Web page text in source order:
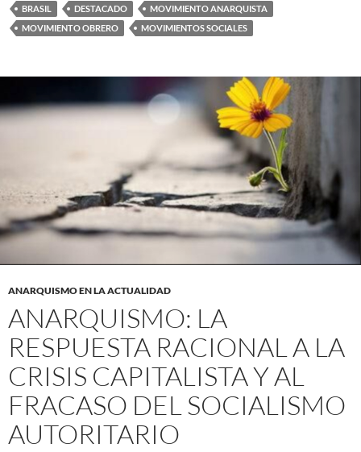
BRASIL DESTACADO
MOVIMIENTO ANARQUISTA
MOVIMIENTO OBRERO
MOVIMIENTOS SOCIALES
ANARQUISMO EN LA ACTUALIDAD
ANARQUISMO: LA
RESPUESTA RACIONAL A LA
CRISIS CAPITALISTA Y AL
FRACASO DEL SOCIALISMO
AUTORITARIO